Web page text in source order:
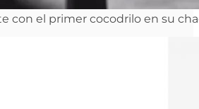
con el primer cocodrilo en su